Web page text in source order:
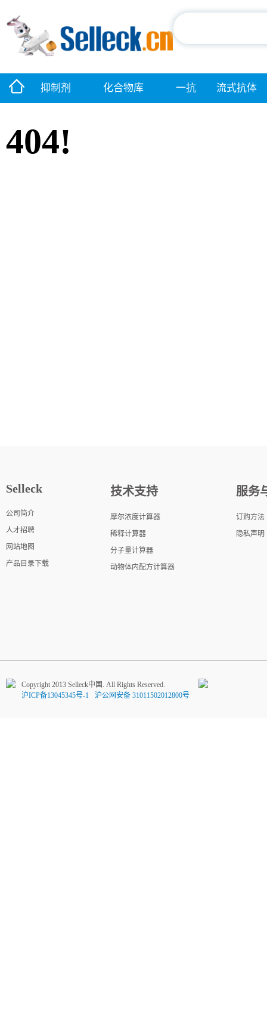
抑制剂 化合物库 一抗 流式抗体
404!
Selleck
公司简介
人才招聘
网站地图
产品目录下载
技术支持
摩尔浓度计算器
稀释计算器
分子量计算器
动物体内配方计算器
服务
订购方法
隐私声明
Copyright 2013 Selleck中国. All Rights Reserved.
沪ICP备13045345号-1
沪公网安备 31011502012800号